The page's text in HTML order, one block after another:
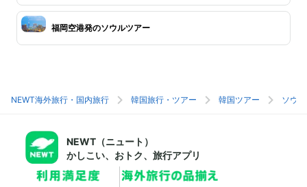
福岡空港発のソウルツアー
NEWT海外旅行・国内旅行 韓国旅行・ツアー 韓国ツアー ソウ
NEWT（ニュート）
かしこい、おトク、旅行アプリ